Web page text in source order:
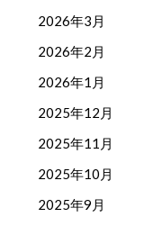
2026年3月
2026年2月
2026年1月
2025年12月
2025年11月
2025年10月
2025年9月